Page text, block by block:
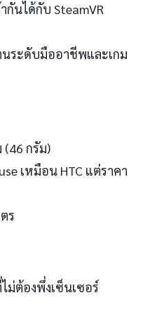
กันได้กับ SteamVR
นระดับมืออาชีพและเกม
กรัม)
เหมือน HTC แต่ราคา
ร
ม่ต้องพึ่งเซ็นเซอร์